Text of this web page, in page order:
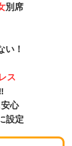
別席
い！
ス
心
設定